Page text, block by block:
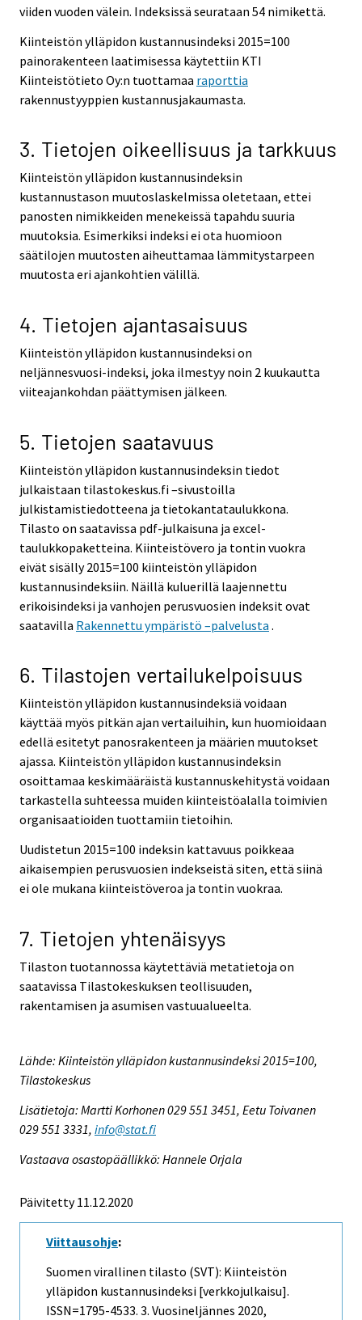
viiden vuoden välein. Indeksissä seurataan 54 nimikettä.
Kiinteistön ylläpidon kustannusindeksi 2015=100
painorakenteen laatimisessa käytettiin KTI
Kiinteistötieto Oy:n tuottamaa raporttia
rakennustyyppien kustannusjakaumasta.
3. Tietojen oikeellisuus ja tarkkuus
Kiinteistön ylläpidon kustannusindeksin
kustannustason muutoslaskelmissa oletetaan, ettei
panosten nimikkeiden menekeissä tapahdu suuria
muutoksia. Esimerkiksi indeksi ei ota huomioon
säätilojen muutosten aiheuttamaa lämmitystarpeen
muutosta eri ajankohtien välillä.
4. Tietojen ajantasaisuus
Kiinteistön ylläpidon kustannusindeksi on
neljännesvuosi-indeksi, joka ilmestyy noin 2 kuukautta
viiteajankohdan päättymisen jälkeen.
5. Tietojen saatavuus
Kiinteistön ylläpidon kustannusindeksin tiedot
julkaistaan tilastokeskus.fi –sivustoilla
julkistamistiedotteena ja tietokantataulukkona.
Tilasto on saatavissa pdf-julkaisuna ja excel-
taulukkopaketteina. Kiinteistövero ja tontin vuokra
eivät sisälly 2015=100 kiinteistön ylläpidon
kustannusindeksiin. Näillä kuluerillä laajennettu
erikoisindeksi ja vanhojen perusvuosien indeksit ovat
saatavilla Rakennettu ympäristö –palvelusta .
6. Tilastojen vertailukelpoisuus
Kiinteistön ylläpidon kustannusindeksiä voidaan
käyttää myös pitkän ajan vertailuihin, kun huomioidaan
edellä esitetyt panosrakenteen ja määrien muutokset
ajassa. Kiinteistön ylläpidon kustannusindeksin
osoittamaa keskimääräistä kustannuskehitystä voidaan
tarkastella suhteessa muiden kiinteistöalalla toimivien
organisaatioiden tuottamiin tietoihin.
Uudistetun 2015=100 indeksin kattavuus poikkeaa
aikaisempien perusvuosien indekseistä siten, että siinä
ei ole mukana kiinteistöveroa ja tontin vuokraa.
7. Tietojen yhtenäisyys
Tilaston tuotannossa käytettäviä metatietoja on
saatavissa Tilastokeskuksen teollisuuden,
rakentamisen ja asumisen vastuualueelta.
Lähde: Kiinteistön ylläpidon kustannusindeksi 2015=100,
Tilastokeskus
Lisätietoja: Martti Korhonen 029 551 3451, Eetu Toivanen
029 551 3331, info@stat.fi
Vastaava osastopäällikkö: Hannele Orjala
Päivitetty 11.12.2020
Viittausohje:
Suomen virallinen tilasto (SVT): Kiinteistön
ylläpidon kustannusindeksi [verkkojulkaisu].
ISSN=1795-4533. 3. Vuosineljännes 2020,